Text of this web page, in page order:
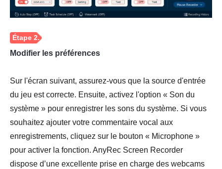
Modifier les préférences
Sur l'écran suivant, assurez-vous que la source d'entrée
du jeu est correcte. Ensuite, activez l'option « Son du
système » pour enregistrer les sons du système. Si vous
souhaitez ajouter votre commentaire vocal aux
enregistrements, cliquez sur le bouton « Microphone »
pour activer la fonction. AnyRec Screen Recorder
dispose d’une excellente prise en charge des webcams